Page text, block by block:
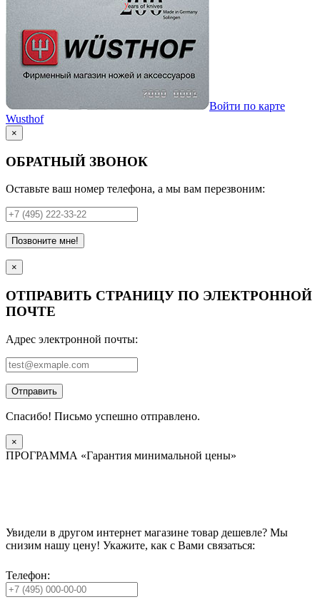
Войти по карте
Wusthof
×
ОБРАТНЫЙ ЗВОНОК
Оставьте ваш номер телефона, а мы вам перезвоним:
Позвоните мне!
×
ОТПРАВИТЬ СТРАНИЦУ ПО ЭЛЕКТРОННОЙ
ПОЧТЕ
Адрес электронной почты:
Отправить
Спасибо! Письмо успешно отправлено.
×
ПРОГРАММА «Гарантия минимальной цены»
Увидели в другом интернет магазине товар дешевле? Мы
снизим нашу цену! Укажите, как с Вами связаться:
Телефон: